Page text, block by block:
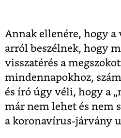
Annak ellenére, hogy a
arról beszélnek, hogy
visszatérés a
mindennapokhoz,
és író úgy véli, hogy a
már nem lehet és nem
a koronavírus-járvány